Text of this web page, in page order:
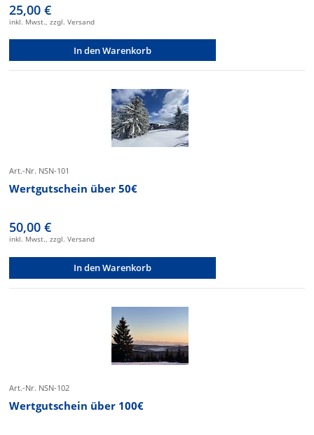
25,00 €
inkl. Mwst., zzgl. Versand
In den Warenkorb
Art.-Nr. NSN-101
Wertgutschein über 50€
50,00 €
inkl. Mwst., zzgl. Versand
In den Warenkorb
Art.-Nr. NSN-102
Wertgutschein über 100€